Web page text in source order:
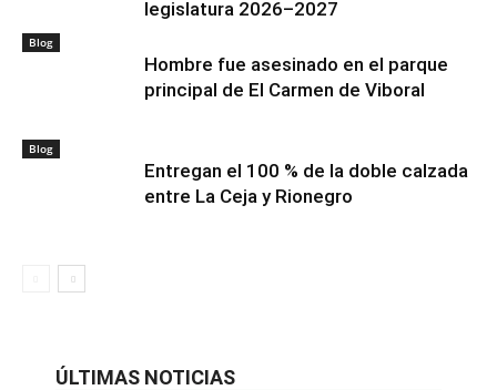
legislatura 2026–2027
Blog
Hombre fue asesinado en el parque
principal de El Carmen de Viboral
Blog
Entregan el 100 % de la doble calzada
entre La Ceja y Rionegro
ÚLTIMAS NOTICIAS